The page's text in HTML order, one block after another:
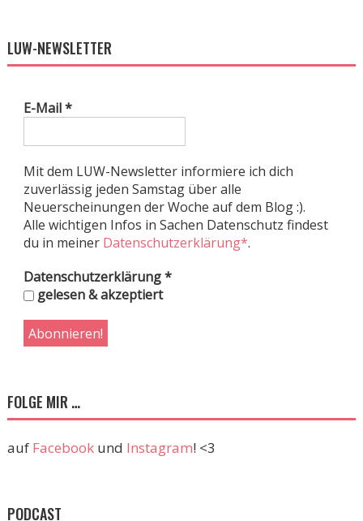
LUW-NEWSLETTER
E-Mail*
Mit dem LUW-Newsletter informiere ich dich
zuverlässig jeden Samstag über alle
Neuerscheinungen der Woche auf dem Blog :).
Alle wichtigen Infos in Sachen Datenschutz findest
du in meiner Datenschutzerklärung*.
Datenschutzerklärung*
gelesen & akzeptiert
FOLGE MIR …
auf Facebookund Instagram! <3
PODCAST